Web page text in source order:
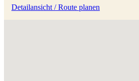
Detailansicht / Route planen